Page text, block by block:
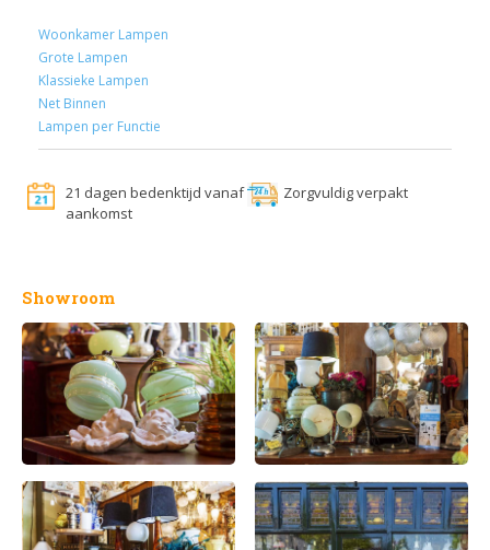
Woonkamer Lampen
Grote Lampen
Klassieke Lampen
Net Binnen
Lampen per Functie
21 dagen bedenktijd vanaf
aankomst
Zorgvuldig verpakt
Showroom